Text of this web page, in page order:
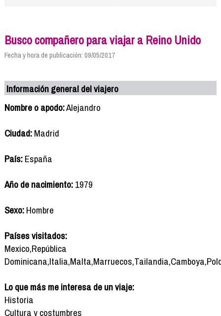
Busco compañero para viajar a Reino Unido
Fecha y hora de publicación: 09/05/2017
Información general del viajero
Nombre o apodo:Alejandro
Ciudad:Madrid
País:España
Año de nacimiento:1979
Sexo:Hombre
Países visitados:
Mexico,República
Lo que más me interesa de un viaje:
Historia
Cultura y costumbres